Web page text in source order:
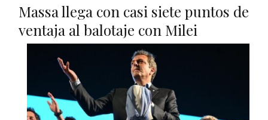
Massa llega con casi siete puntos de
ventaja al balotaje con Milei